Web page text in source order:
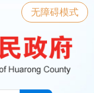
无障碍模式